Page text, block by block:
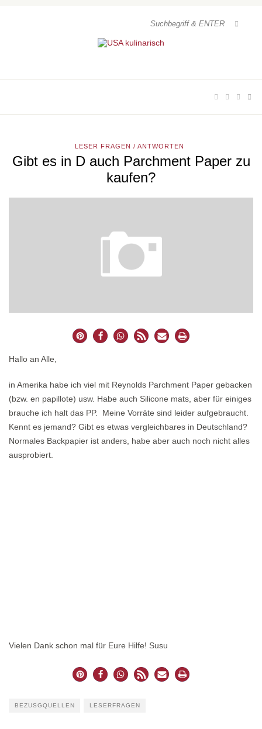
LESER FRAGEN / ANTWORTEN
Gibt es in D auch Parchment Paper zu
kaufen?
Hallo an Alle,
in Amerika habe ich viel mit Reynolds Parchment Paper gebacken
(bzw. en papillote) usw. Habe auch Silicone mats, aber für einiges
brauche ich halt das PP. Meine Vorräte sind leider aufgebraucht.
Kennt es jemand? Gibt es etwas vergleichbares in Deutschland?
Normales Backpapier ist anders, habe aber auch noch nicht alles
ausprobiert.
Vielen Dank schon mal für Eure Hilfe! Susu
BEZUSGQUELLEN LESERFRAGEN